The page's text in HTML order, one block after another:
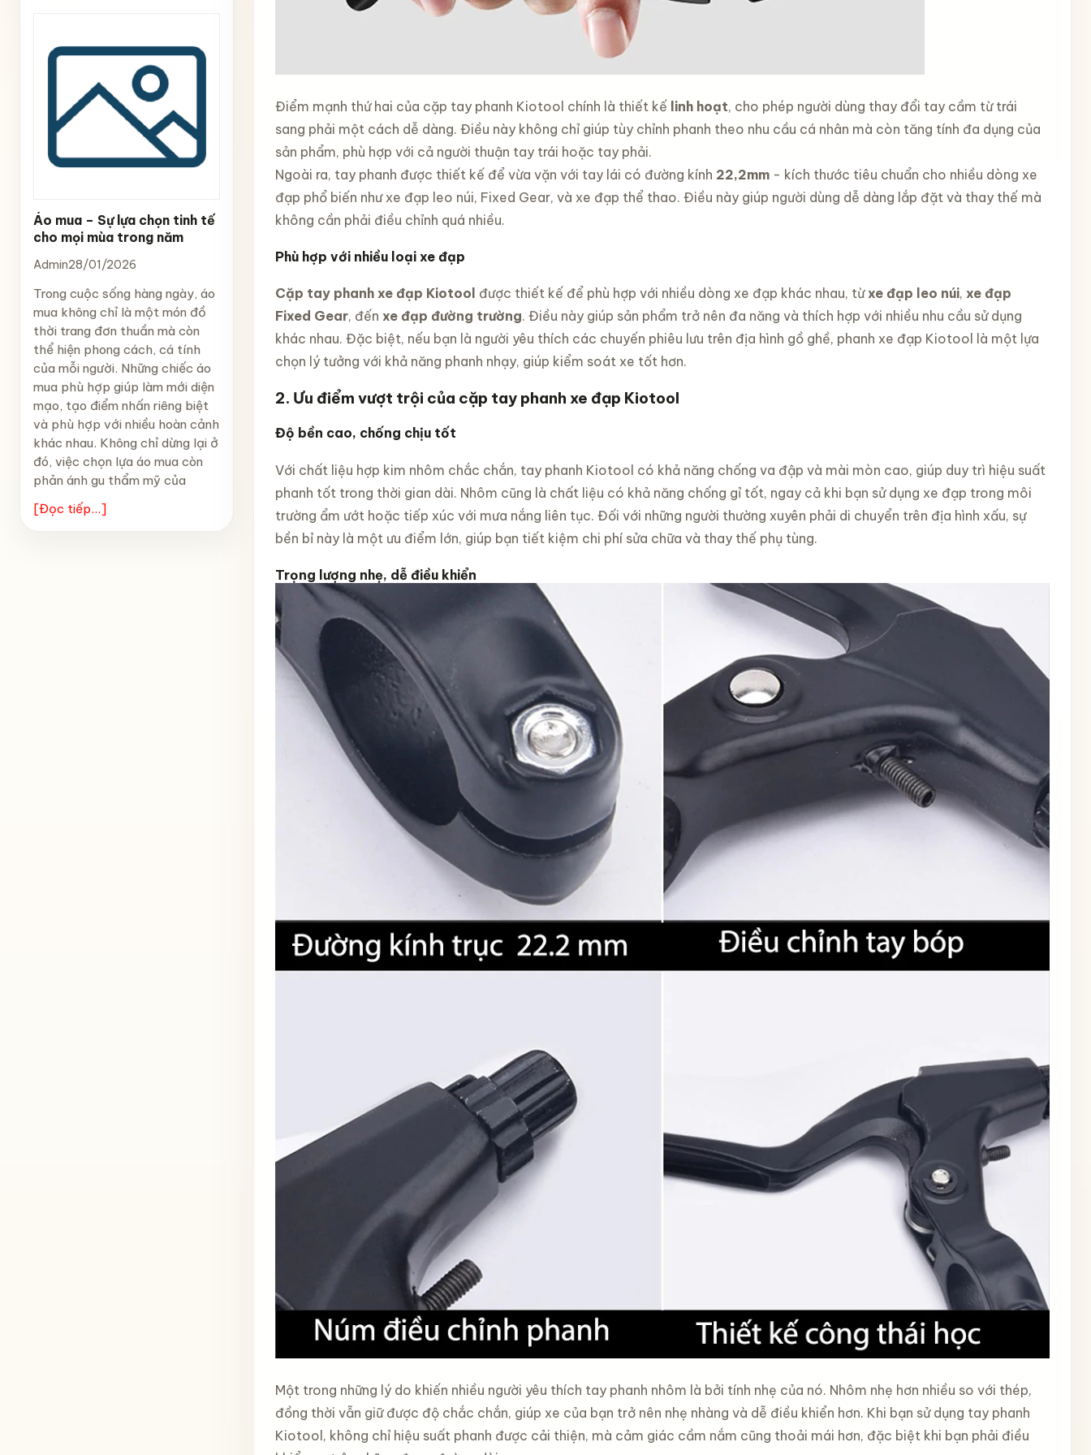
Áo mua – Sự lựa chọn tinh tế
cho mọi mùa trong năm
Admin28/01/2026
Trong cuộc sống hàng ngày, áo
mua không chỉ là một món đồ
thời trang đơn thuần mà còn
thể hiện phong cách, cá tính
của mỗi người. Những chiếc áo
mua phù hợp giúp làm mới diện
mạo, tạo điểm nhấn riêng biệt
và phù hợp với nhiều hoàn cảnh
khác nhau. Không chỉ dừng lại ở
đó, việc chọn lựa áo mua còn
phản ánh gu thẩm mỹ của
[Đọc tiếp...]
Điểm mạnh thứ hai của cặp tay phanh Kiotool chính là thiết kế linh hoạt, cho phép người dùng thay đổi tay cầm từ trái
sang phải một cách dễ dàng. Điều này không chỉ giúp tùy chỉnh phanh theo nhu cầu cá nhân mà còn tăng tính đa dụng của
sản phẩm, phù hợp với cả người thuận tay trái hoặc tay phải.
Ngoài ra, tay phanh được thiết kế để vừa vặn với tay lái có đường kính 22,2mm- kích thước tiêu chuẩn cho nhiều dòng xe
đạp phổ biến như xe đạp leo núi, Fixed Gear, và xe đạp thể thao. Điều này giúp người dùng dễ dàng lắp đặt và thay thế mà
không cần phải điều chỉnh quá nhiều.
Phù hợp với nhiều loại xe đạp
Cặp tay phanh xe đạp Kiotool được thiết kế để phù hợp với nhiều dòng xe đạp khác nhau, từ xe đạp leo núi, xe đạp
Fixed Gear, đến xe đạp đường trường. Điều này giúp sản phẩm trở nên đa năng và thích hợp với nhiều nhu cầu sử dụng
khác nhau. Đặc biệt, nếu bạn là người yêu thích các chuyến phiêu lưu trên địa hình gồ ghề, phanh xe đạp Kiotool là một lựa
chọn lý tưởng với khả năng phanh nhạy, giúp kiểm soát xe tốt hơn.
2. Ưu điểm vượt trội của cặp tay phanh xe đạp Kiotool
Độ bền cao, chống chịu tốt
Với chất liệu hợp kim nhôm chắc chắn, tay phanh Kiotool có khả năng chống va đập và mài mòn cao, giúp duy trì hiệu suất
phanh tốt trong thời gian dài. Nhôm cũng là chất liệu có khả năng chống gỉ tốt, ngay cả khi bạn sử dụng xe đạp trong môi
trường ẩm ướt hoặc tiếp xúc với mưa nắng liên tục. Đối với những người thường xuyên phải di chuyển trên địa hình xấu, sự
bền bỉ này là một ưu điểm lớn, giúp bạn tiết kiệm chi phí sửa chữa và thay thế phụ tùng.
Trọng lượng nhẹ, dễ điều khiển
Một trong những lý do khiến nhiều người yêu thích tay phanh nhôm là bởi tính nhẹ của nó. Nhôm nhẹ hơn nhiều so với thép,
đồng thời vẫn giữ được độ chắc chắn, giúp xe của bạn trở nên nhẹ nhàng và dễ điều khiển hơn. Khi bạn sử dụng tay phanh
Kiotool, không chỉ hiệu suất phanh được cải thiện, mà cảm giác cầm nắm cũng thoải mái hơn, đặc biệt khi bạn phải điều